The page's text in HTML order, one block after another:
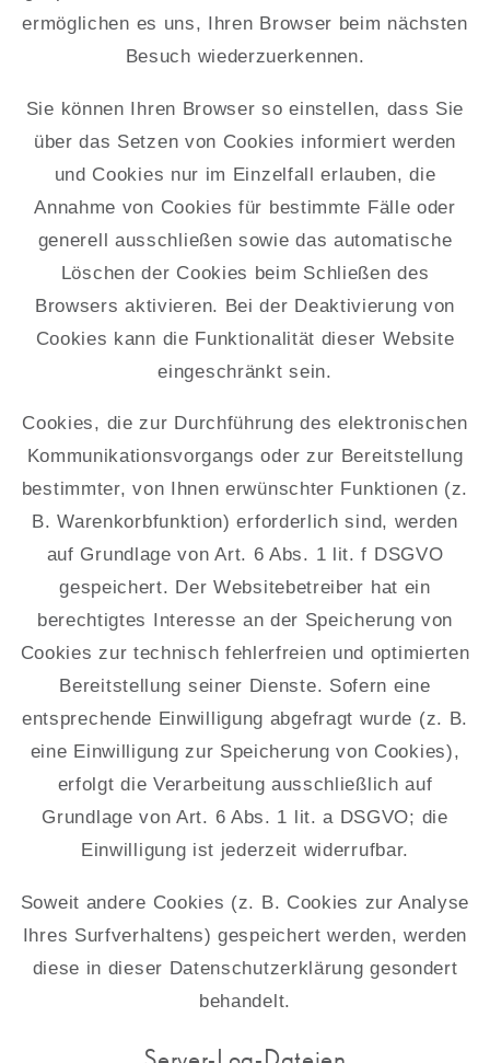
ermöglichen es uns, Ihren Browser beim nächsten
Besuch wiederzuerkennen.
Sie können Ihren Browser so einstellen, dass Sie
über das Setzen von Cookies informiert werden
und Cookies nur im Einzelfall erlauben, die
Annahme von Cookies für bestimmte Fälle oder
generell ausschließen sowie das automatische
Löschen der Cookies beim Schließen des
Browsers aktivieren. Bei der Deaktivierung von
Cookies kann die Funktionalität dieser Website
eingeschränkt sein.
Cookies, die zur Durchführung des elektronischen
Kommunikationsvorgangs oder zur Bereitstellung
bestimmter, von Ihnen erwünschter Funktionen (z.
B. Warenkorbfunktion) erforderlich sind, werden
auf Grundlage von Art. 6 Abs. 1 lit. f DSGVO
gespeichert. Der Websitebetreiber hat ein
berechtigtes Interesse an der Speicherung von
Cookies zur technisch fehlerfreien und optimierten
Bereitstellung seiner Dienste. Sofern eine
entsprechende Einwilligung abgefragt wurde (z. B.
eine Einwilligung zur Speicherung von Cookies),
erfolgt die Verarbeitung ausschließlich auf
Grundlage von Art. 6 Abs. 1 lit. a DSGVO; die
Einwilligung ist jederzeit widerrufbar.
Soweit andere Cookies (z. B. Cookies zur Analyse
Ihres Surfverhaltens) gespeichert werden, werden
diese in dieser Datenschutzerklärung gesondert
behandelt.